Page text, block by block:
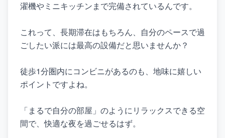
濯機やミニキッチンまで完備されているんです。
これって、長期滞在はもちろん、自分のペースで過
ごしたい派には最高の設備だと思いませんか？
徒歩1分圏内にコンビニがあるのも、地味に嬉しい
ポイントですよね。
「まるで自分の部屋」のようにリラックスできる空
間で、快適な夜を過ごせるはず。